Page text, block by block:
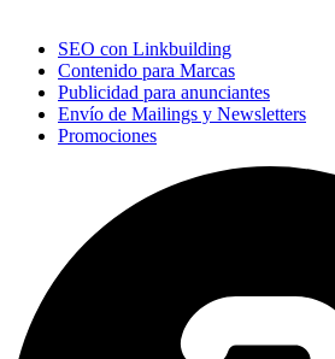
SEO con Linkbuilding
Contenido para Marcas
Publicidad para anunciantes
Envío de Mailings y Newsletters
Promociones